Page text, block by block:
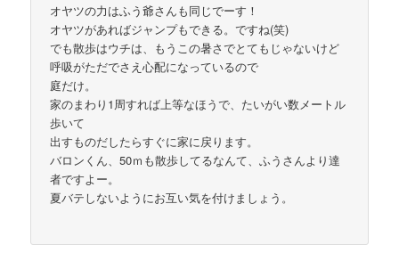
オヤツの力はふう爺さんも同じでーす！
オヤツがあればジャンプもできる。ですね(笑)
でも散歩はウチは、もうこの暑さでとてもじゃないけど
呼吸がただでさえ心配になっているので
庭だけ。
家のまわり1周すれば上等なほうで、たいがい数メートル
歩いて
出すものだしたらすぐに家に戻ります。
バロンくん、50ｍも散歩してるなんて、ふうさんより達
者ですよー。
夏バテしないようにお互い気を付けましょう。